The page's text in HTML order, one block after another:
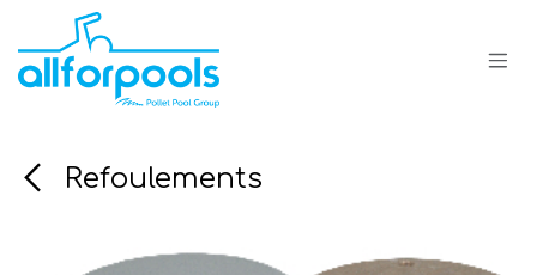
Se rendre au contenu
Refoulements